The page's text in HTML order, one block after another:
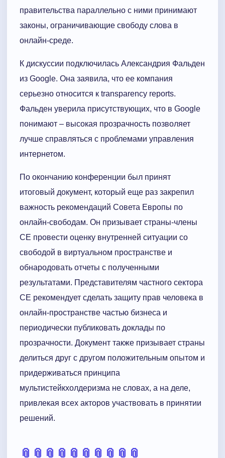
правительства параллельно с ними принимают
законы, ограничивающие свободу слова в
онлайн-среде.
К дискуссии подключилась Александрия Фальден
из Google. Она заявила, что ее компания
серьезно относится к transparency reports.
Фальден уверила присутствующих, что в Google
понимают – высокая прозрачность позволяет
лучше справляться с проблемами управления
интернетом.
По окончанию конференции был принят
итоговый документ, который еще раз закрепил
важность рекомендаций Совета Европы по
онлайн-свободам. Он призывает страны-члены
СЕ провести оценку внутренней ситуации со
свободой в виртуальном пространстве и
обнародовать отчеты с полученными
результатами. Представителям частного сектора
СЕ рекомендует сделать защиту прав человека в
онлайн-пространстве частью бизнеса и
периодически публиковать доклады по
прозрачности. Документ также призывает страны
делиться друг с другом положительным опытом и
придерживаться принципа
мультистейкхолдеризма не словах, а на деле,
привлекая всех акторов участвовать в принятии
решений.
📎 📎 📎 📎 📎 📎 📎 📎 📎 📎